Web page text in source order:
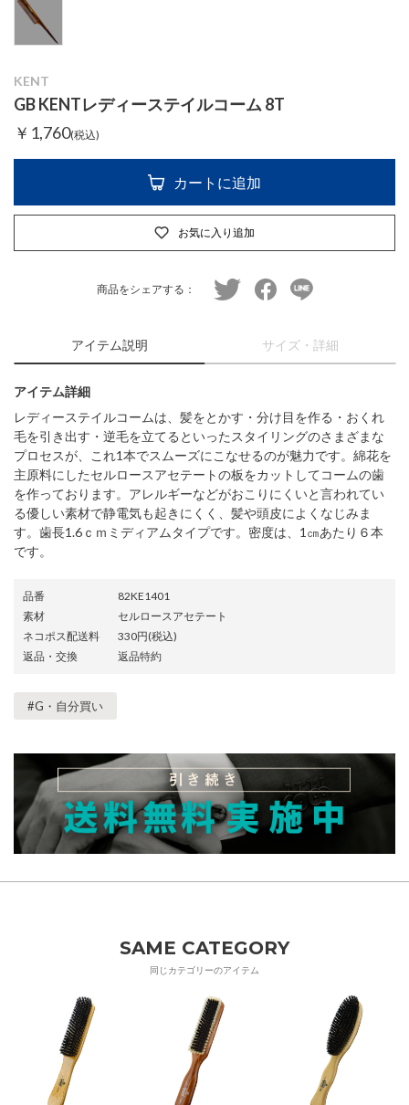
KENT
GB KENTレディーステイルコーム 8T
￥1,760(税込)
カートに追加
お気に入り追加
商品をシェアする： twitter facebookline
アイテム説明 サイズ・詳細
アイテム詳細
レディーステイルコームは、髪をとかす・分け目を作る・おくれ
毛を引き出す・逆毛を立てるといったスタイリングのさまざまな
プロセスが、これ1本でスムーズにこなせるのが魅力です。綿花を
主原料にしたセルロースアセテートの板をカットしてコームの歯
を作っております。アレルギーなどがおこりにくいと言われてい
る優しい素材で静電気も起きにくく、髪や頭皮によくなじみま
す。歯長1.6ｃｍミディアムタイプです。密度は、1㎝あたり６本
です。
品番
82KE1401
素材
セルロースアセテート
ネコポス配送料
330円(税込)
返品・交換
返品特約
#G・自分買い
SAME CATEGORY
同じカテゴリーのアイテム